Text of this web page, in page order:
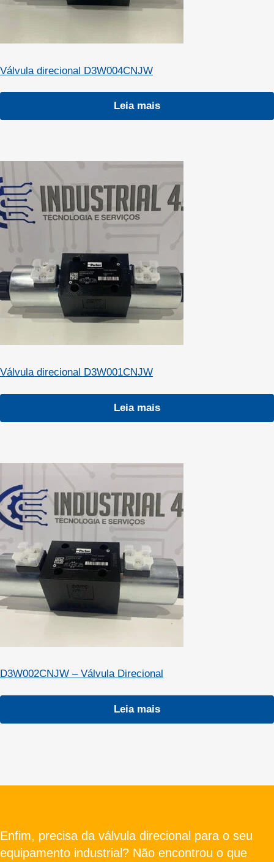
Válvula direcional D3W004CNJW
Leia mais
Válvula direcional D3W001CNJW
Leia mais
D3W002CNJW – Válvula Direcional
Leia mais
Enfim, precisa da válvula direcional para o seu
equipamento industrial? Não encontrou o que